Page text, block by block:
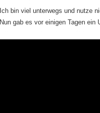
Ich bin viel unterwegs und nutze
Nun gab es vor einigen Tagen ein